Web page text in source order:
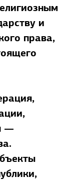
и
права,
—